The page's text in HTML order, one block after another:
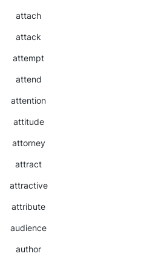
attach
attack
attempt
attend
attention
attitude
attorney
attract
attractive
attribute
audience
author